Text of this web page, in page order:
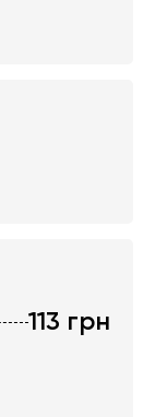
113 грн